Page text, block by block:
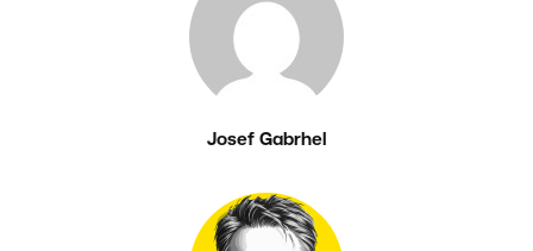
Josef Gabrhel